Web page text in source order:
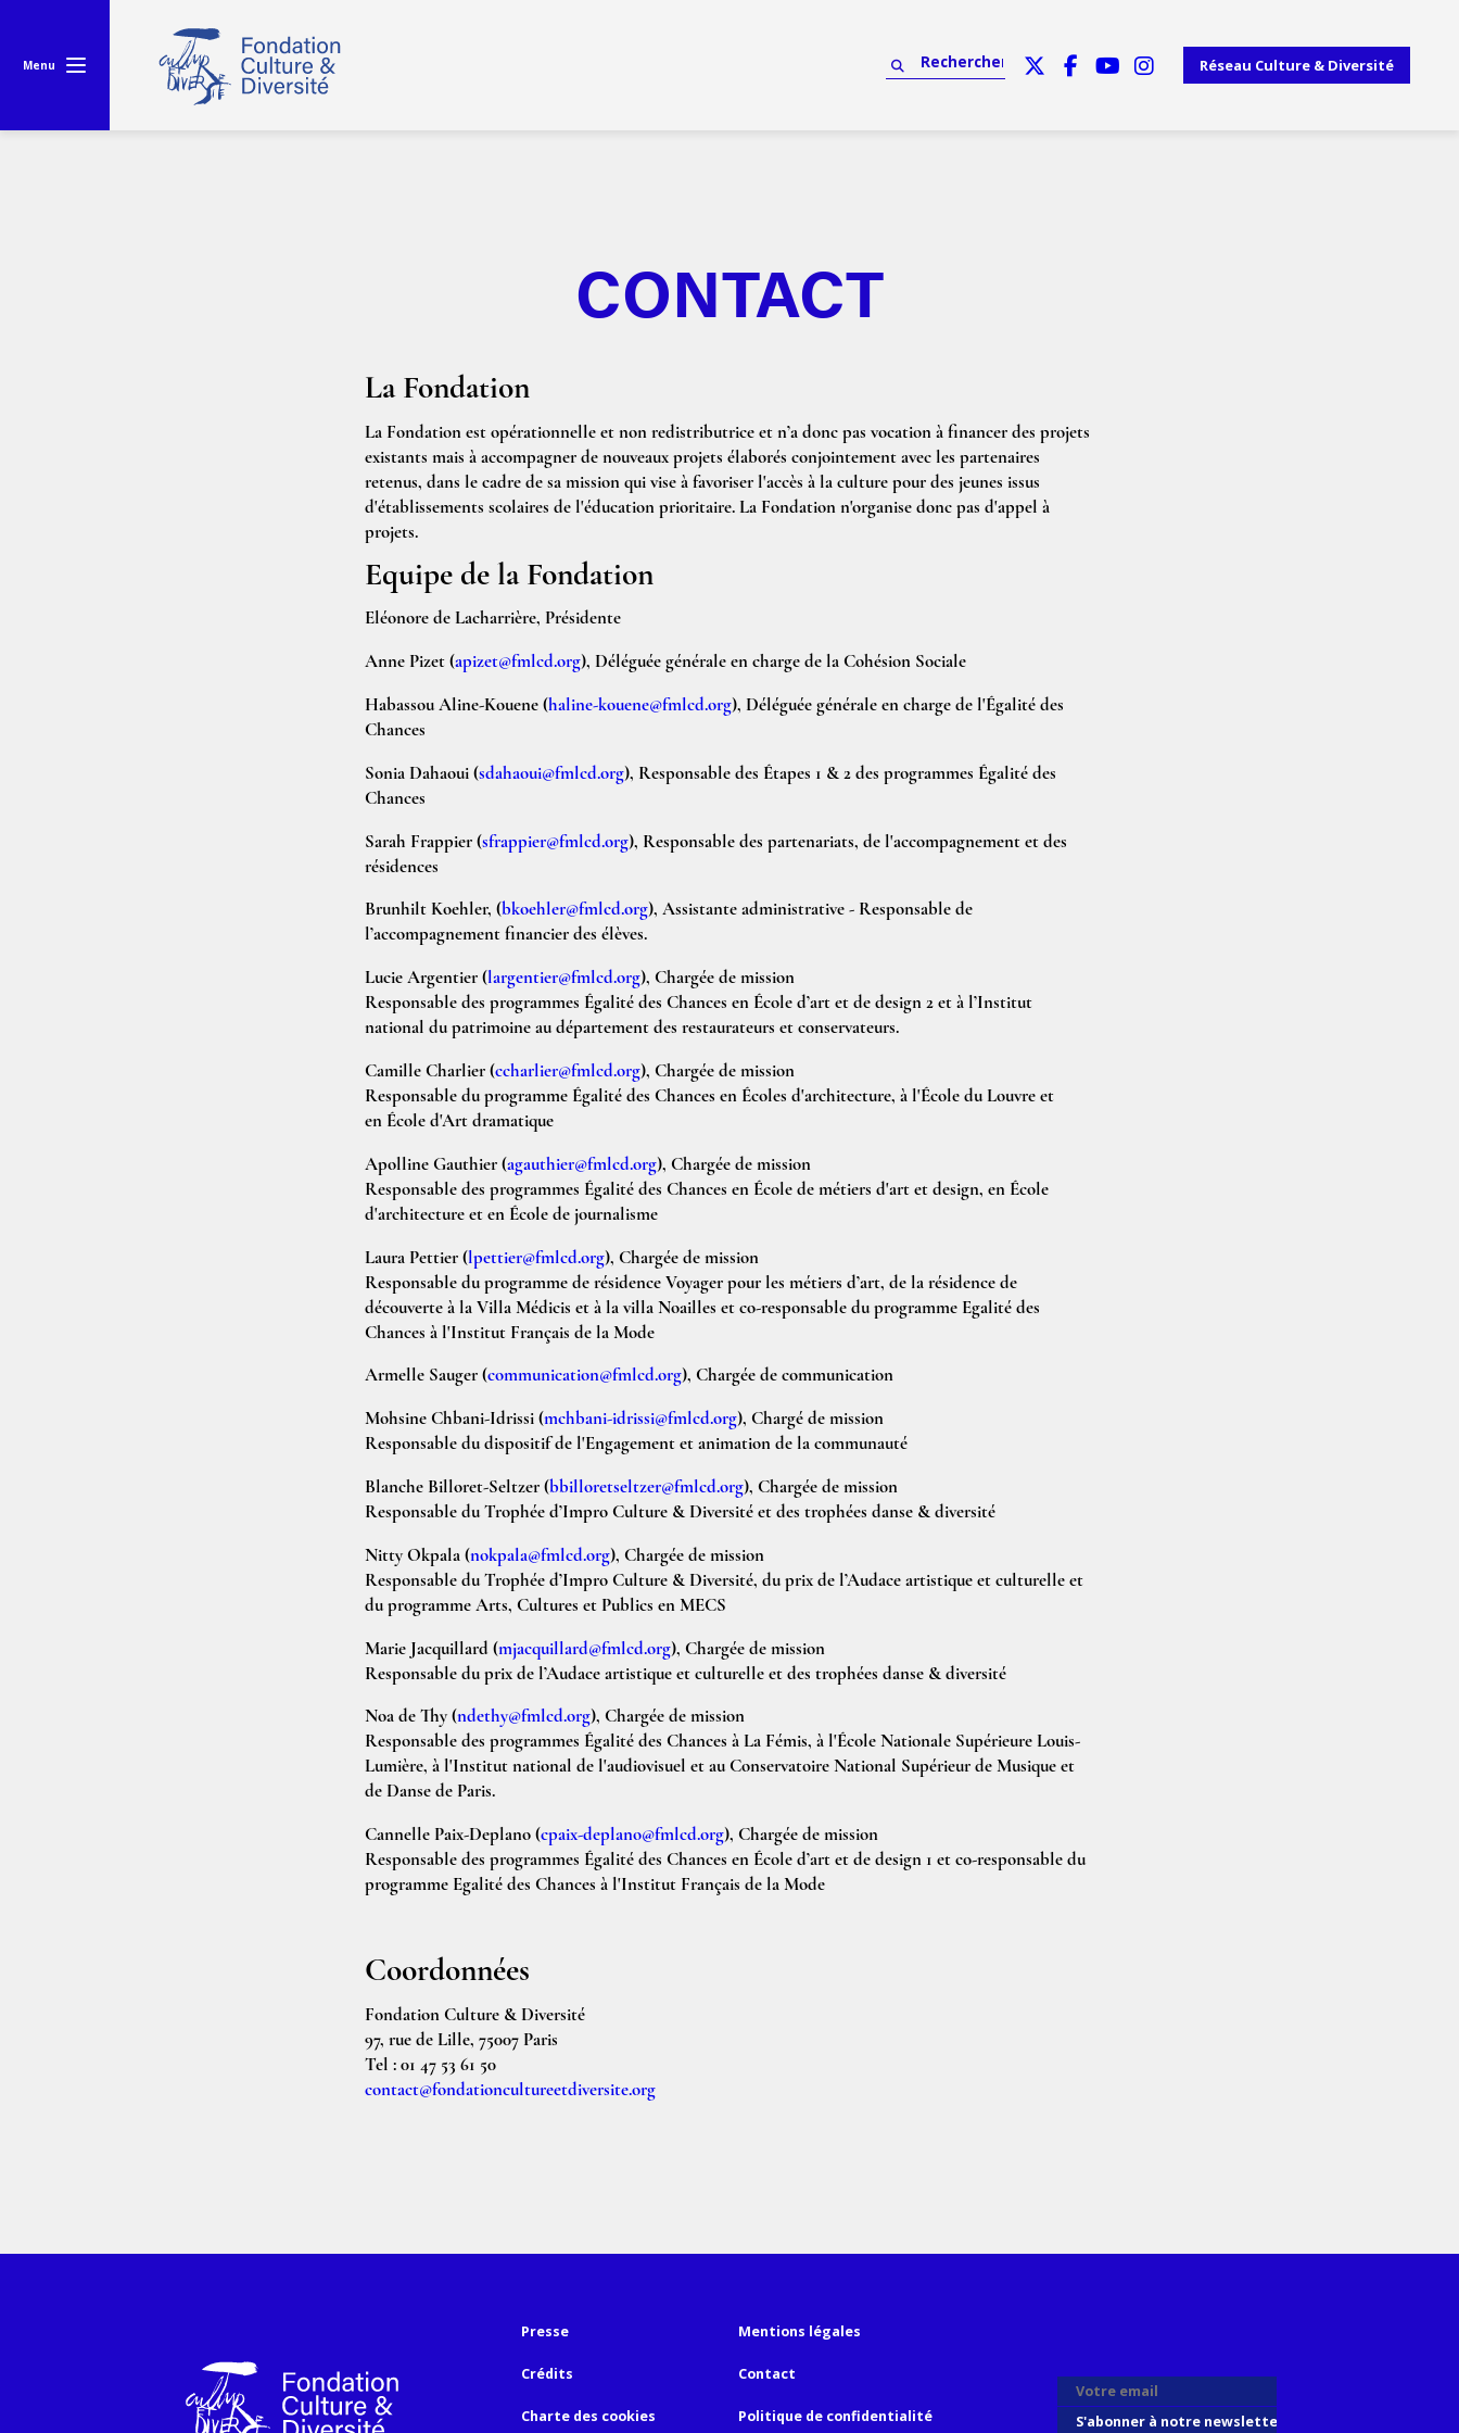
Menu Réseau Culture & Diversité
CONTACT
La Fondation
La Fondation est opérationnelle et non redistributrice et n’a donc pas vocation à financer des projets
existants mais à accompagner de nouveaux projets élaborés conjointement avec les partenaires
retenus, dans le cadre de sa mission qui vise à favoriser l'accès à la culture pour des jeunes issus
d'établissements scolaires de l'éducation prioritaire. La Fondation n'organise donc pas d'appel à
projets.
Equipe de la Fondation
Eléonore de Lacharrière, Présidente
Anne Pizet (apizet@fmlcd.org), Déléguée générale en charge de la Cohésion Sociale
Habassou Aline-Kouene (haline-kouene@fmlcd.org), Déléguée générale en charge de l'Égalité des
Chances
Sonia Dahaoui (sdahaoui@fmlcd.org), Responsable des Étapes 1 & 2 des programmes Égalité des
Chances
Sarah Frappier (sfrappier@fmlcd.org), Responsable des partenariats, de l'accompagnement et des
résidences
Brunhilt Koehler, (bkoehler@fmlcd.org), Assistante administrative - Responsable de
l’accompagnement financier des élèves.
Lucie Argentier (largentier@fmlcd.org), Chargée de mission
Responsable des programmes Égalité des Chances en École d’art et de design 2 et à l’Institut
national du patrimoine au département des restaurateurs et conservateurs.
Camille Charlier (ccharlier@fmlcd.org), Chargée de mission
Responsable du programme Égalité des Chances en Écoles d'architecture, à l'École du Louvre et
en École d'Art dramatique
Apolline Gauthier (agauthier@fmlcd.org), Chargée de mission
Responsable des programmes Égalité des Chances en École de métiers d'art et design, en École
d'architecture et en École de journalisme
Laura Pettier (lpettier@fmlcd.org), Chargée de mission
Responsable du programme de résidence Voyager pour les métiers d’art, de la résidence de
découverte à la Villa Médicis et à la villa Noailles et co-responsable du programme Egalité des
Chances à l'Institut Français de la Mode
Armelle Sauger (communication@fmlcd.org), Chargée de communication
Mohsine Chbani-Idrissi (mchbani-idrissi@fmlcd.org), Chargé de mission
Responsable du dispositif de l'Engagement et animation de la communauté
Blanche Billoret-Seltzer (bbilloretseltzer@fmlcd.org), Chargée de mission
Responsable du Trophée d’Impro Culture & Diversité et des trophées danse & diversité
Nitty Okpala (nokpala@fmlcd.org), Chargée de mission
Responsable du Trophée d’Impro Culture & Diversité, du prix de l’Audace artistique et culturelle et
du programme Arts, Cultures et Publics en MECS
Marie Jacquillard (mjacquillard@fmlcd.org), Chargée de mission
Responsable du prix de l’Audace artistique et culturelle et des trophées danse & diversité
Noa de Thy (ndethy@fmlcd.org), Chargée de mission
Responsable des programmes Égalité des Chances à La Fémis, à l'École Nationale Supérieure Louis-
Lumière, à l'Institut national de l'audiovisuel et au Conservatoire National Supérieur de Musique et
de Danse de Paris.
Cannelle Paix-Deplano (cpaix-deplano@fmlcd.org), Chargée de mission
Responsable des programmes Égalité des Chances en École d’art et de design 1 et co-responsable du
programme Egalité des Chances à l'Institut Français de la Mode
Coordonnées
Fondation Culture & Diversité
97, rue de Lille, 75007 Paris
Tel : 01 47 53 61 50
contact@fondationcultureetdiversite.org
Presse Mentions légales
Crédits Contact
Charte des cookies Politique de confidentialité